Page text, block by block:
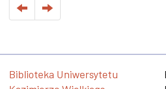
Biblioteka Uniwersytetu